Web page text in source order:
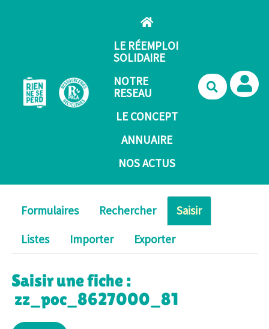
LE RÉEMPLOI
SOLIDAIRE
NOTRE
RESEAU
LE CONCEPT
ANNUAIRE
NOS ACTUS
Formulaires Rechercher
Saisir
Listes
Importer Exporter
Saisir une fiche :
zz_poc_8627000_81